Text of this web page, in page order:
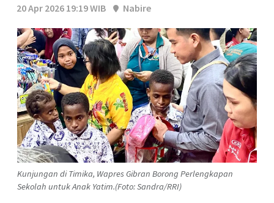
20 Apr 2026 19:19 WIB
Nabire
Kunjungan di Timika, Wapres Gibran Borong Perlengkapan
Sekolah untuk Anak Yatim.(Foto: Sandra/RRI)